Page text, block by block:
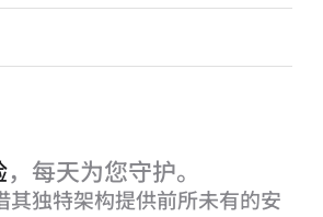
，每天为您守护。
其独特架构提供前所未有的安